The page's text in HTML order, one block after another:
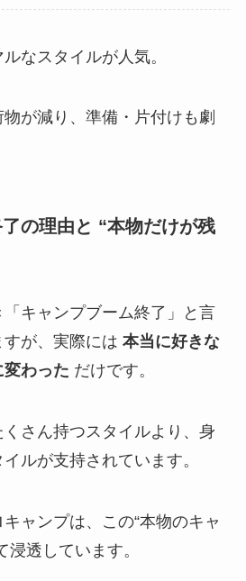
なスタイルが人気。
が減り、準備・片付けも劇
の理由と “本物だけが残
キャンプブーム終了」と言
が、実際には 本当に好きな
変わった だけです。
さん持つスタイルより、身
ルが支持されています。
ャンプは、この“本物のキャ
浸透しています。